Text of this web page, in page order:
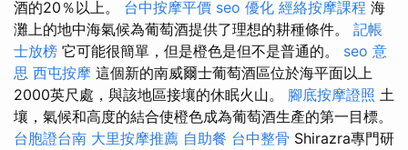
酒的20％以上。 台中按摩平價 seo 優化 經絡按摩課程 海
灘上的地中海氣候為葡萄酒提供了理想的耕種條件。 記帳
士放榜 它可能很簡單，但是橙色是但不是普通的。 seo 意
思 西屯按摩 這個新的南威爾士葡萄酒區位於海平面以上
2000英尺處，與該地區接壤的休眠火山。 腳底按摩證照 土
壤，氣候和高度的結合使橙色成為葡萄酒生產的第一目標。
台胞證台南 大里按摩推薦 自助餐 台中整骨 Shirazra專門研